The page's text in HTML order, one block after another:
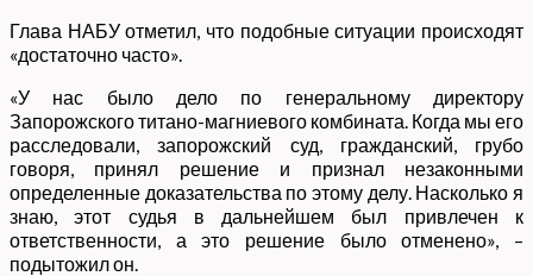
Глава НАБУ отметил, что подобные ситуации происходят
«достаточно часто».
«У нас было дело по генеральному директору
Запорожского титано-магниевого комбината. Когда мы его
расследовали, запорожский суд, гражданский, грубо
говоря, принял решение и признал незаконными
определенные доказательства по этому делу. Насколько я
знаю, этот судья в дальнейшем был привлечен к
ответственности, а это решение было отменено», –
подытожил он.